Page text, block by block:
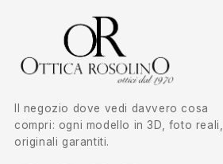
Il negozio dove vedi davvero cosa
compri: ogni modello in 3D, foto reali,
originali garantiti.